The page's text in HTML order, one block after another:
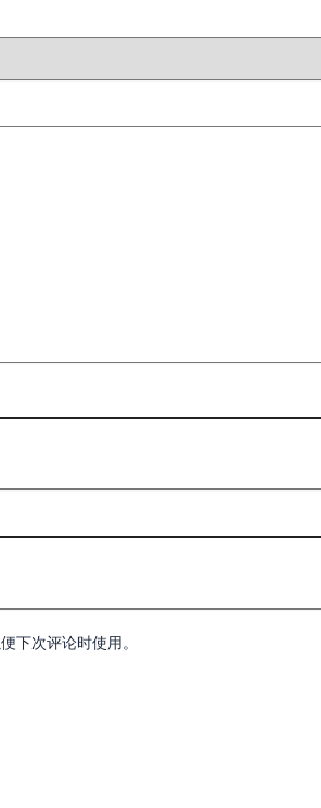
下次评论时使用。